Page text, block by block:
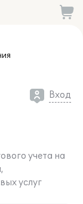
Вход
учета на
услуг